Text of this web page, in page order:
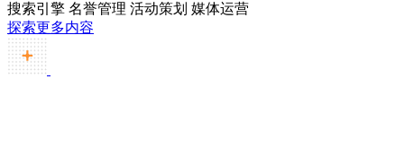
搜索引擎 名誉管理 活动策划 媒体运营
探索更多内容